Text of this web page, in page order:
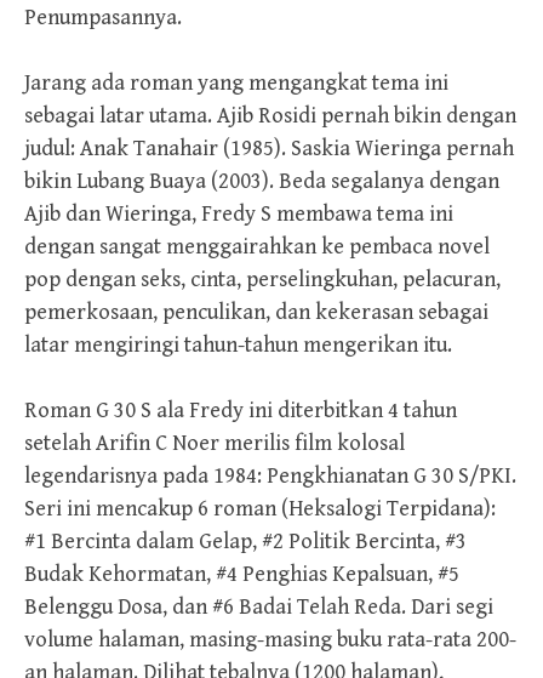
Penumpasannya.
Jarang ada roman yang mengangkat tema ini
sebagai latar utama. Ajib Rosidi pernah bikin dengan
judul: Anak Tanahair (1985). Saskia Wieringa pernah
bikin Lubang Buaya (2003). Beda segalanya dengan
Ajib dan Wieringa, Fredy S membawa tema ini
dengan sangat menggairahkan ke pembaca novel
pop dengan seks, cinta, perselingkuhan, pelacuran,
pemerkosaan, penculikan, dan kekerasan sebagai
latar mengiringi tahun-tahun mengerikan itu.
Roman G 30 S ala Fredy ini diterbitkan 4 tahun
setelah Arifin C Noer merilis film kolosal
legendarisnya pada 1984: Pengkhianatan G 30 S/PKI.
Seri ini mencakup 6 roman (Heksalogi Terpidana):
#1 Bercinta dalam Gelap, #2 Politik Bercinta, #3
Budak Kehormatan, #4 Penghias Kepalsuan, #5
Belenggu Dosa, dan #6 Badai Telah Reda. Dari segi
volume halaman, masing-masing buku rata-rata 200-
an halaman. Dilihat tebalnya (1200 halaman),